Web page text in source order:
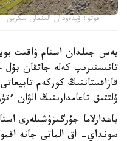
فوتو: ۆيدەودان الىنعان سكرين
بەس جىلدان استام ۋاقىت
تانىستىرىپ كەلە جاتقان
قازاقستاننىڭ كوركەم
ۇلتتىق تاعامدارىنىڭ الۋان
باعدارلاما جۇرگىزۋشىلەرى
سونداي- اق الماتى جانە